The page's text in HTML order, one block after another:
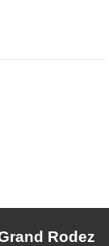
Rodez